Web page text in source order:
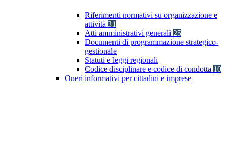
Riferimenti normativi su organizzazione e
attività 31
Atti amministrativi generali 25
Documenti di programmazione strategico-
gestionale
Statuti e leggi regionali
Codice disciplinare e codice di condotta 10
Oneri informativi per cittadini e imprese